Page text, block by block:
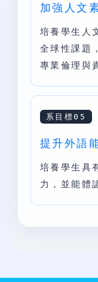
加強人文
培養學生人
全球性課題
專業倫理與
系目標05
提升外語
培養學生具
力，並能體